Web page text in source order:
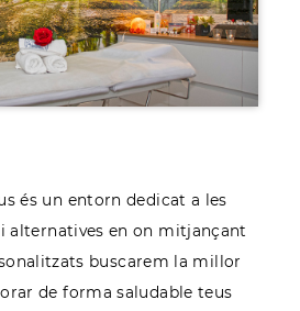
és un entorn dedicat a les
alternatives en on mitjançant
buscarem la millor
de forma saludable teus